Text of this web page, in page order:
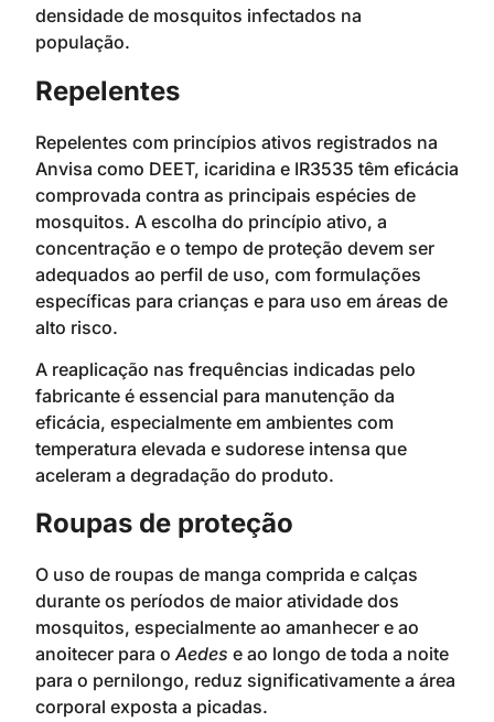
densidade de mosquitos infectados na
população.
Repelentes
Repelentes com princípios ativos registrados na
Anvisa como DEET, icaridina e IR3535 têm eficácia
comprovada contra as principais espécies de
mosquitos. A escolha do princípio ativo, a
concentração e o tempo de proteção devem ser
adequados ao perfil de uso, com formulações
específicas para crianças e para uso em áreas de
alto risco.
A reaplicação nas frequências indicadas pelo
fabricante é essencial para manutenção da
eficácia, especialmente em ambientes com
temperatura elevada e sudorese intensa que
aceleram a degradação do produto.
Roupas de proteção
O uso de roupas de manga comprida e calças
durante os períodos de maior atividade dos
mosquitos, especialmente ao amanhecer e ao
anoitecer para o Aedes e ao longo de toda a noite
para o pernilongo, reduz significativamente a área
corporal exposta a picadas.